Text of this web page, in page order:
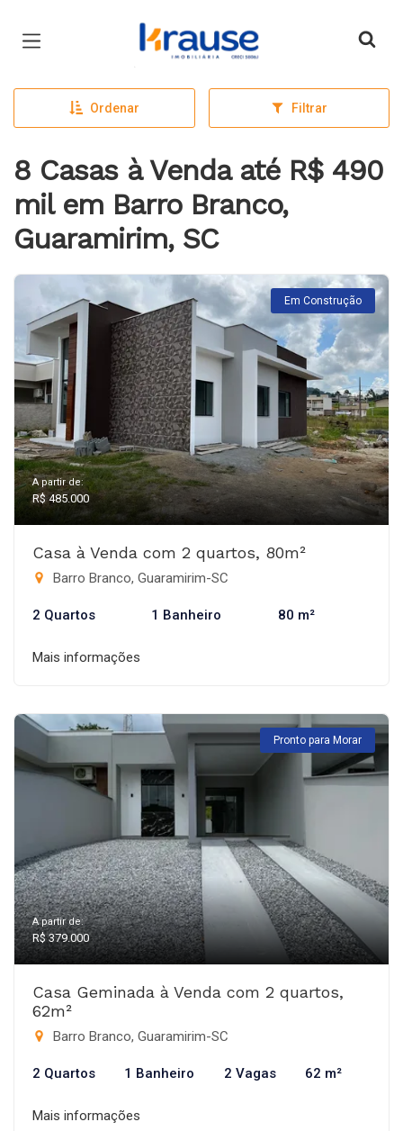
Página inicial
Ordenar Filtrar
8 Casas à Venda até R$ 490
mil em Barro Branco,
Guaramirim, SC
Em Construção
A partir de:
R$ 485.000
Casa à Venda com 2 quartos, 80m²
Barro Branco, Guaramirim-SC
2 Quartos 1 Banheiro 80 m²
Mais informações
Pronto para Morar
A partir de:
R$ 379.000
Casa Geminada à Venda com 2 quartos,
62m²
Barro Branco, Guaramirim-SC
2 Quartos 1 Banheiro 2 Vagas 62 m²
Mais informações